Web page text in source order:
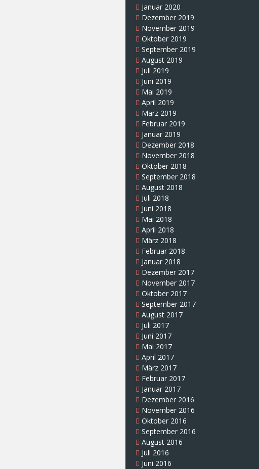
Januar 2020
Dezember 2019
November 2019
Oktober 2019
September 2019
August 2019
Juli 2019
Juni 2019
Mai 2019
April 2019
März 2019
Februar 2019
Januar 2019
Dezember 2018
November 2018
Oktober 2018
September 2018
August 2018
Juli 2018
Juni 2018
Mai 2018
April 2018
März 2018
Februar 2018
Januar 2018
Dezember 2017
November 2017
Oktober 2017
September 2017
August 2017
Juli 2017
Juni 2017
Mai 2017
April 2017
März 2017
Februar 2017
Januar 2017
Dezember 2016
November 2016
Oktober 2016
September 2016
August 2016
Juli 2016
Juni 2016